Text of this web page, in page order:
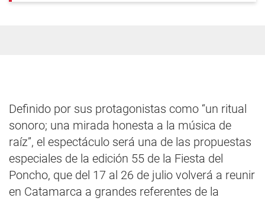
Definido por sus protagonistas como “un ritual
sonoro; una mirada honesta a la música de
raíz”, el espectáculo será una de las propuestas
especiales de la edición 55 de la Fiesta del
Poncho, que del 17 al 26 de julio volverá a reunir
en Catamarca a grandes referentes de la